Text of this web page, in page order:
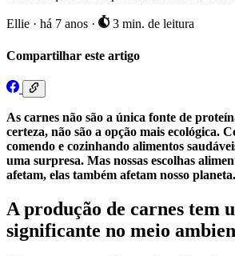
Ellie · há 7 anos · 3 min. de leitura
Compartilhar este artigo
As carnes não são a única fonte de
certeza, não são a opção mais ecológica.
comendo e cozinhando alimentos
uma surpresa. Mas nossas escolhas
afetam, elas também afetam nosso planeta.
A produção de carnes tem
significante no meio